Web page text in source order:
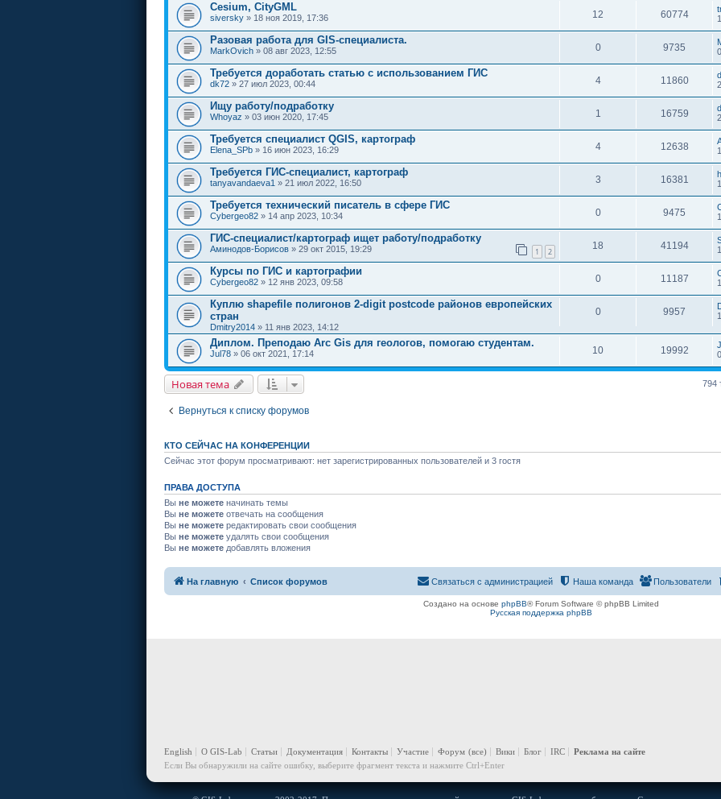
Cesium, CityGML
siversky » 18 ноя 2019, 17:36 12 60774
Разовая работа для GIS-специалиста.
MarkOvich » 08 авг 2023, 12:55 0 9735
Требуется доработать статью с использованием ГИС
dk72 » 27 июл 2023, 00:44 4 11860
Ищу работу/подработку
Whoyaz » 03 июн 2020, 17:45 1 16759
Требуется специалист QGIS, картограф
Elena_SPb » 16 июн 2023, 16:29 4 12638
Требуется ГИС-специалист, картограф
tanyavandaeva1 » 21 июл 2022, 16:50 3 16381
Требуется технический писатель в сфере ГИС
Cybergeo82 » 14 апр 2023, 10:34 0 9475
ГИС-специалист/картограф ищет работу/подработку
Аминодов-Борисов » 29 окт 2015, 19:29 1 2
18 41194
Курсы по ГИС и картографии
Cybergeo82 » 12 янв 2023, 09:58 0 11187
Куплю shapefile полигонов 2-digit postcode районов европейских
стран
Dmitry2014 » 11 янв 2023, 14:12
0 9957
Диплом. Преподаю Arc Gis для геологов, помогаю студентам.
Jul78 » 06 окт 2021, 17:14 10 19992
Новая тема 794
Вернуться к списку форумов
КТО СЕЙЧАС НА КОНФЕРЕНЦИИ
Сейчас этот форум просматривают: нет зарегистрированных пользователей и 3 гостя
ПРАВА ДОСТУПА
Вы не можете начинать темы
Вы не можете отвечать на сообщения
Вы не можете редактировать свои сообщения
Вы не можете удалять свои сообщения
Вы не можете добавлять вложения
На главную Список форумов Пользователи
Наша команда
Связаться с администрацией
Создано на основе phpBB® Forum Software © phpBB Limited
Русская поддержка phpBB
English О GIS-Lab Статьи Документация Контакты Участие Форум (все) Вики Блог IRC
Реклама на сайте
Если Вы обнаружили на сайте ошибку, выберите фрагмент текста и нажмите Ctrl+Enter